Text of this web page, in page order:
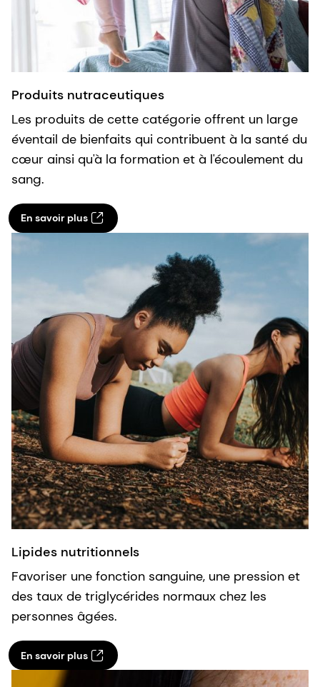
Produits nutraceutiques
Les produits de cette catégorie offrent un large
éventail de bienfaits qui contribuent à la santé du
cœur ainsi qu'à la formation et à l'écoulement du
sang.
En savoir plus
Lipides nutritionnels
Favoriser une fonction sanguine, une pression et
des taux de triglycérides normaux chez les
personnes âgées.
En savoir plus